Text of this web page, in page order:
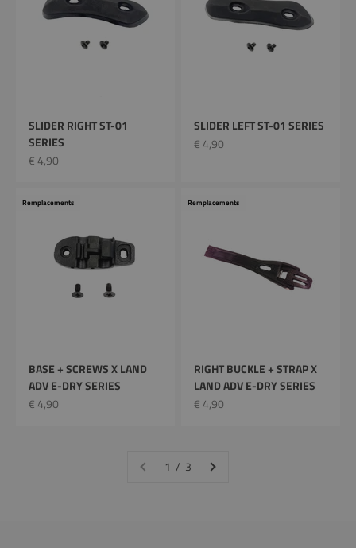
SLIDER RIGHT ST-01
SERIES
Prix remisé
€ 4,90
SLIDER LEFT ST-01 SERIES
Prix remisé
€ 4,90
Remplacements
BASE + SCREWS X LAND
ADV E-DRY SERIES
Prix remisé
€ 4,90
Remplacements
RIGHT BUCKLE + STRAP X
LAND ADV E-DRY SERIES
Prix remisé
€ 4,90
1 / 3